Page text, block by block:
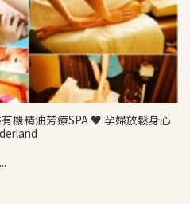
機精油芳療SPA ♥ 孕婦放鬆身心